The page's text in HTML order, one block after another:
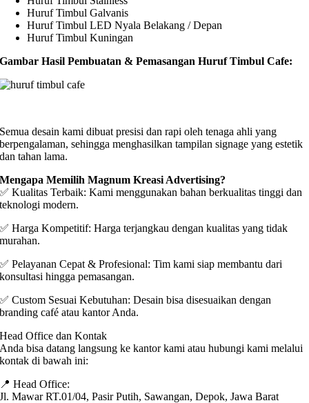
Huruf Timbul Galvanis
Huruf Timbul LED Nyala Belakang / Depan
Huruf Timbul Kuningan
Gambar Hasil Pembuatan & Pemasangan Huruf Timbul Cafe:
Semua desain kami dibuat presisi dan rapi oleh tenaga ahli yang
berpengalaman, sehingga menghasilkan tampilan signage yang estetik
dan tahan lama.
Mengapa Memilih Magnum Kreasi Advertising?
✅ Kualitas Terbaik: Kami menggunakan bahan berkualitas tinggi dan
teknologi modern.
✅ Harga Kompetitif: Harga terjangkau dengan kualitas yang tidak
murahan.
✅ Pelayanan Cepat & Profesional: Tim kami siap membantu dari
konsultasi hingga pemasangan.
✅ Custom Sesuai Kebutuhan: Desain bisa disesuaikan dengan
branding café atau kantor Anda.
Head Office dan Kontak
Anda bisa datang langsung ke kantor kami atau hubungi kami melalui
kontak di bawah ini:
📍 Head Office:
Jl. Mawar RT.01/04, Pasir Putih, Sawangan, Depok, Jawa Barat